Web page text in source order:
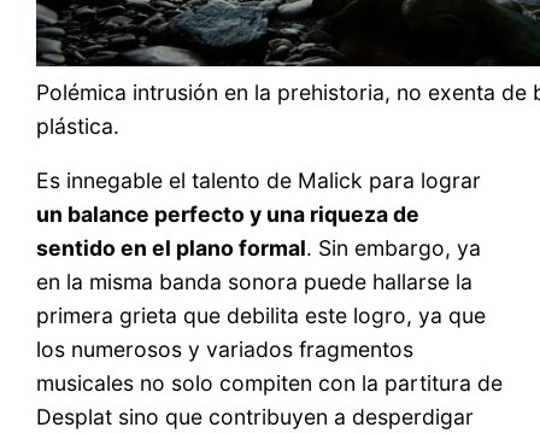
Polémica intrusión en la prehistoria, no exenta de
plástica.
Es innegable el talento de Malick para lograr
un balance perfecto y una riqueza de
sentido en el plano formal. Sin embargo, ya
en la misma banda sonora puede hallarse la
primera grieta que debilita este logro, ya que
los numerosos y variados fragmentos
musicales no solo compiten con la partitura de
Desplat sino que contribuyen a desperdigar